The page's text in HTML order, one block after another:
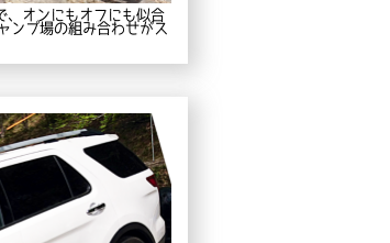
、オンにもオフにも似合
ンプ場の組み合わせがス